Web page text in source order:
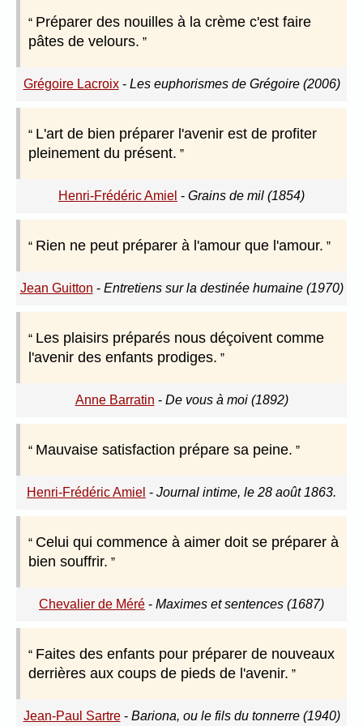
Préparer des nouilles à la crème c'est faire
pâtes de velours.
Grégoire Lacroix- Les euphorismes de Grégoire (2006)
L'art de bien préparer l'avenir est de profiter
pleinement du présent.
Henri-Frédéric Amiel - Grains de mil (1854)
Rien ne peut préparer à l'amour que l'amour.
Jean Guitton - Entretiens sur la destinée humaine (1970)
Les plaisirs préparés nous déçoivent comme
l'avenir des enfants prodiges.
Anne Barratin - De vous à moi (1892)
Mauvaise satisfaction prépare sa peine.
Henri-Frédéric Amiel - Journal intime, le 28 août 1863.
Celui qui commence à aimer doit se préparer à
bien souffrir.
Chevalier de Méré - Maximes et sentences (1687)
Faites des enfants pour préparer de nouveaux
derrières aux coups de pieds de l'avenir.
Jean-Paul Sartre- Bariona, ou le fils du tonnerre (1940)